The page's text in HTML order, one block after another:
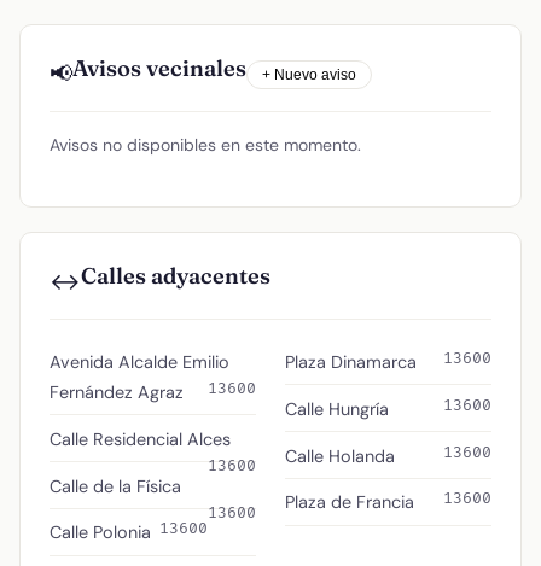
📢Avisos vecinales + Nuevo aviso
Avisos no disponibles en este momento.
↔️Calles adyacentes
Avenida Alcalde Emilio
Fernández Agraz
13600
Calle Residencial Alces
13600
Calle de la Física
13600
Calle Polonia 13600
Plaza Dinamarca 13600
Calle Hungría 13600
Calle Holanda 13600
Plaza de Francia 13600